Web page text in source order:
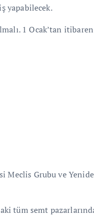
yapabilecek.
1 Ocak’tan
Grubu ve
tüm semt